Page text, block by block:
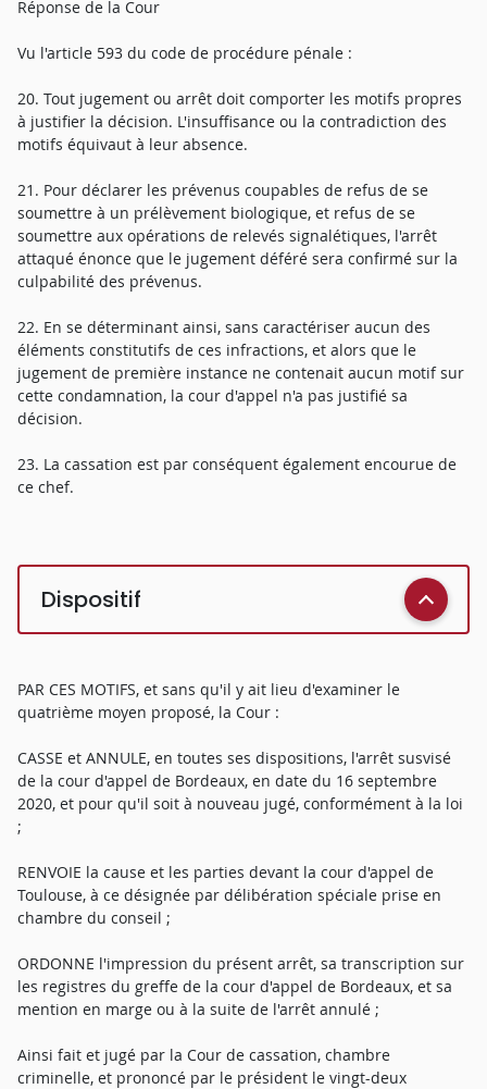
Réponse de la Cour
Vu l'article 593 du code de procédure pénale :
20. Tout jugement ou arrêt doit comporter les motifs propres
à justifier la décision. L'insuffisance ou la contradiction des
motifs équivaut à leur absence.
21. Pour déclarer les prévenus coupables de refus de se
soumettre à un prélèvement biologique, et refus de se
soumettre aux opérations de relevés signalétiques, l'arrêt
attaqué énonce que le jugement déféré sera confirmé sur la
culpabilité des prévenus.
22. En se déterminant ainsi, sans caractériser aucun des
éléments constitutifs de ces infractions, et alors que le
jugement de première instance ne contenait aucun motif sur
cette condamnation, la cour d'appel n'a pas justifié sa
décision.
23. La cassation est par conséquent également encourue de
ce chef.
Dispositif
PAR CES MOTIFS, et sans qu'il y ait lieu d'examiner le
quatrième moyen proposé, la Cour :
CASSE et ANNULE, en toutes ses dispositions, l'arrêt susvisé
de la cour d'appel de Bordeaux, en date du 16 septembre
2020, et pour qu'il soit à nouveau jugé, conformément à la loi
;
RENVOIE la cause et les parties devant la cour d'appel de
Toulouse, à ce désignée par délibération spéciale prise en
chambre du conseil ;
ORDONNE l'impression du présent arrêt, sa transcription sur
les registres du greffe de la cour d'appel de Bordeaux, et sa
mention en marge ou à la suite de l'arrêt annulé ;
Ainsi fait et jugé par la Cour de cassation, chambre
criminelle, et prononcé par le président le vingt-deux